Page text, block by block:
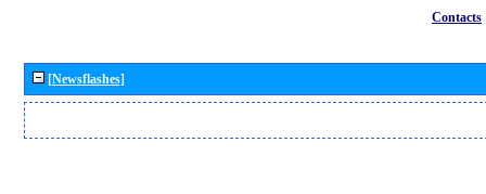
Contacts
[Newsflashes]